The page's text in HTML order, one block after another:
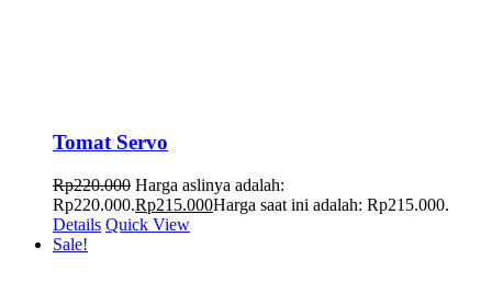
Tomat Servo
Rp220.000 Harga aslinya adalah:
Rp220.000.Rp215.000Harga saat ini adalah: Rp215.000.
Details Quick View
Sale!